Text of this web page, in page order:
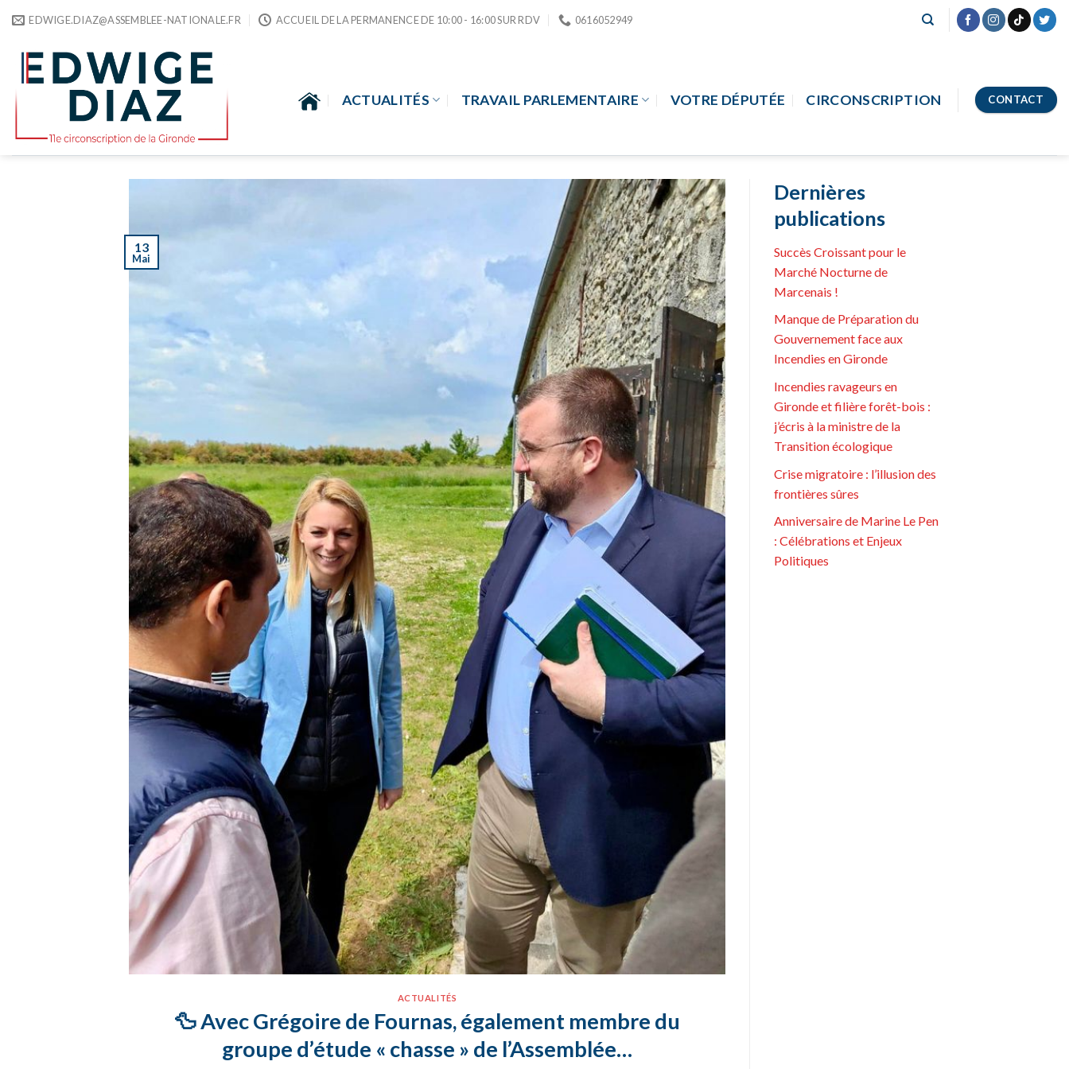
content
EDWIGE.DIAZ@ASSEMBLEE-NATIONALE.FR ACCUEIL DE LA PERMANENCE DE 10:00 - 16:00 SUR RDV 0616052949
ACTUALITÉS TRAVAIL PARLEMENTAIRE VOTRE DÉPUTÉE CIRCONSCRIPTION CONTACT
13
Mai
ACTUALITÉS
🦆 Avec Grégoire de Fournas, également membre du
groupe d’étude « chasse » de l’Assemblée…
Dernières
publications
Succès Croissant pour le
Marché Nocturne de
Marcenais !
Manque de Préparation du
Gouvernement face aux
Incendies en Gironde
Incendies ravageurs en
Gironde et filière forêt-bois :
j’écris à la ministre de la
Transition écologique
Crise migratoire : l’illusion des
frontières sûres
Anniversaire de Marine Le Pen
: Célébrations et Enjeux
Politiques